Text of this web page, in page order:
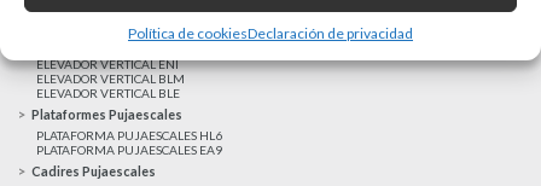
Política de cookiesDeclaración de privacidad
Elevadors Verticals
ELEVADOR VERTICAL ENI
ELEVADOR VERTICAL BLM
ELEVADOR VERTICAL BLE
Plataformes Pujaescales
PLATAFORMA PUJAESCALES HL6
PLATAFORMA PUJAESCALES EA9
Cadires Pujaescales